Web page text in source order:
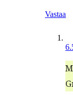
Vastaa